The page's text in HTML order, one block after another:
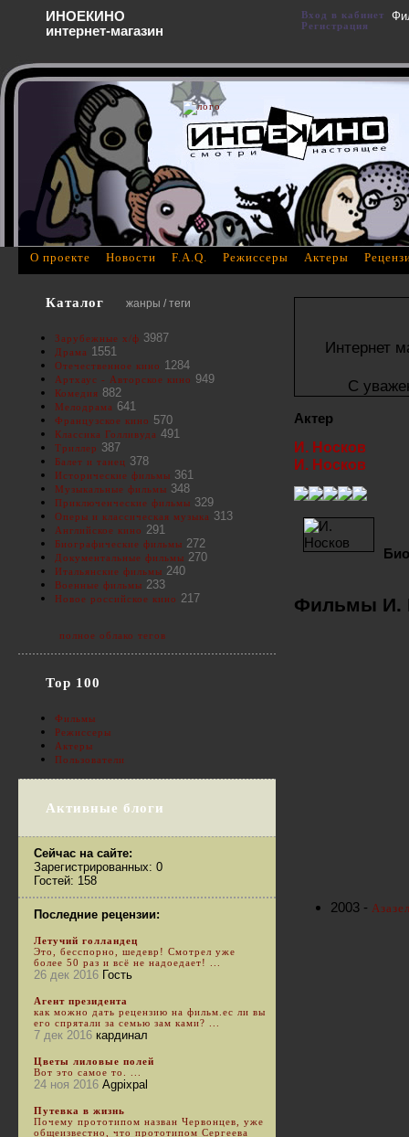
Интернет
С
Актер
И. Носков
И. Носков
Фильмы И.
2003 -
Каталог жанры / теги
Зарубежные х/ф 3987
Драма 1551
Отечественное кино 1284
Артхаус - Авторское кино 949
Комедия 882
Мелодрама 641
Французское кино 570
Классика Голливуда 491
Триллер 387
Балет и танец 378
Исторические фильмы 361
Музыкальные фильмы 348
Приключенческие фильмы 329
Оперы и классическая музыка 313
Английское кино 291
Биографические фильмы 272
Документальные фильмы 270
Итальянские фильмы 240
Военные фильмы 233
Новое российское кино 217
полное облако тегов
Top 100
Фильмы
Режиссеры
Актеры
Пользователи
Активные блоги
Сейчас на сайте:
Зарегистрированных: 0
Гостей: 158
Последние рецензии:
Летучий голландец
Это, бесспорно, шедевр! Смотрел уже
более 50 раз и всё не надоедает! ...
26 дек 2016 Гость
Агент президента
как можно дать рецензию на фильм.ес ли вы
его спрятали за семью зам ками? ...
7 дек 2016 кардинал
Цветы лиловые полей
Вот это самое то. ...
24 ноя 2016 Agpixpal
Путевка в жизнь
Почему прототипом назван Червонцев, уже
общеизвестно, что прототипом Сергеева
О проекте Новости F.A.Q. Режиссеры Актеры
ИНОЕКИНО
интернет-магазин
Вход в кабинет
Регистрация